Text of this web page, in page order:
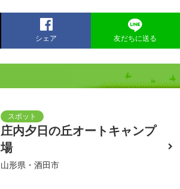
シェア 友だちに送る
庄内夕日の丘オートキャンプ
場
山形県・酒田市